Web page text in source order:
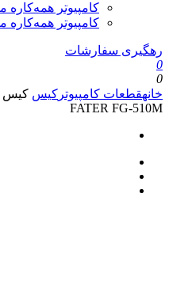
کامپیوتر همه‌کاره
کامپیوتر همه‌کاره
رهگیری سفارشات
0
0
خانهقطعات کامپیوتر کیس
FATER FG-510M